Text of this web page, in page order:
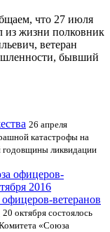
что 27 июля
из жизни полковник
ветеран
бывший
26 апреля
катастрофы на
ликвидации
ветеранов
20 октября состоялось
«Союза